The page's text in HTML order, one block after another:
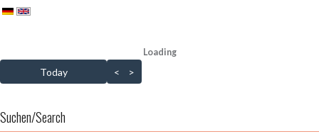
Loading - current view is dayGridMonth
Loading
Today < >
Suchen/Search